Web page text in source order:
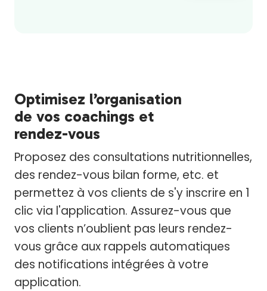
Optimisez l’organisation
de vos coachings et
rendez-vous
Proposez des consultations nutritionnelles,
des rendez-vous bilan forme, etc. et
permettez à vos clients de s'y inscrire en 1
clic via l'application. Assurez-vous que
vos clients n’oublient pas leurs rendez-
vous grâce aux rappels automatiques
des notifications intégrées à votre
application.